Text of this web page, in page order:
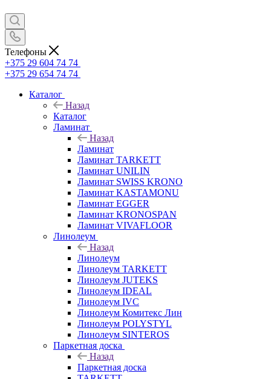
Телефоны
+375 29 604 74 74
+375 29 654 74 74
Каталог
Назад
Каталог
Ламинат
Назад
Ламинат
Ламинат TARKETT
Ламинат UNILIN
Ламинат SWISS KRONO
Ламинат KASTAMONU
Ламинат EGGER
Ламинат KRONOSPAN
Ламинат VIVAFLOOR
Линолеум
Назад
Линолеум
Линолеум TARKETT
Линолеум JUTEKS
Линолеум IDEAL
Линолеум IVC
Линолеум Комитекс Лин
Линолеум POLYSTYL
Линолеум SINTEROS
Паркетная доска
Назад
Паркетная доска